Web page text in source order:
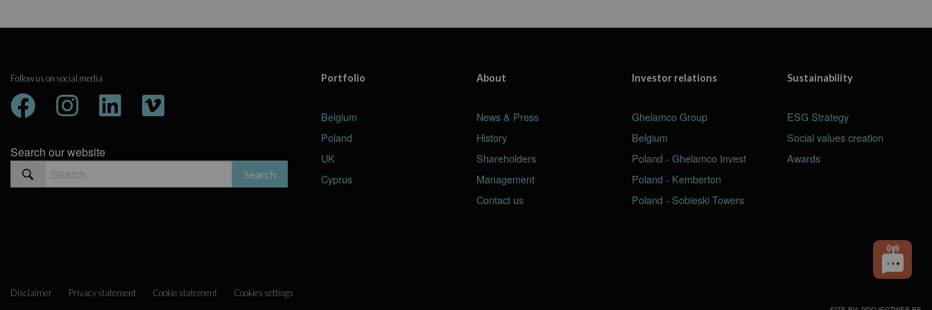
Follow us on social media
Search our website
Portfolio
Belgium
Poland
UK
Cyprus
About
News & Press
History
Shareholders
Management
Contact us
Investor relations
Ghelamco Group
Belgium
Poland - Ghelamco Invest
Poland - Kemberton
Poland - Sobieski Towers
Sustainability
ESG Strategy
Social values creation
Awards
Disclaimer Privacy statement Cookie statement Cookies settings